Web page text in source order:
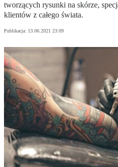
tworzących rysunki na skórze,
klientów z całego świata.
Publikacja: 13.06.2021 23:09